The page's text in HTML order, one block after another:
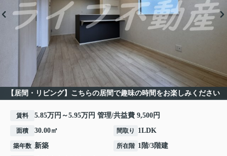
【居間・リビング】こちらの居間で趣味の時間をお楽しみください
賃料 5.85万円～5.95万円 管理/共益費 9,500円
面積 30.00㎡ 間取り 1LDK
築年数 新築 所在階 1階/3階建